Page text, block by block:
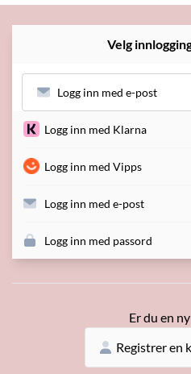
Velg
Logg inn med e-post
Logg inn med Klarna
Logg inn med Vipps
Logg inn med e-post
Logg inn med passord
Er du en
Registrer en